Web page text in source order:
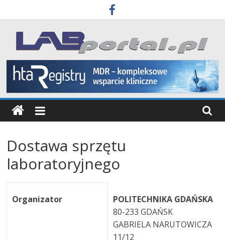
to
content
Labportal
Laboratoria
Aparatura
Badania
Dostawa sprzętu
laboratoryjnego
Organizator
POLITECHNIKA GDAŃSKA
80-233 GDAŃSK
GABRIELA NARUTOWICZA
11/12